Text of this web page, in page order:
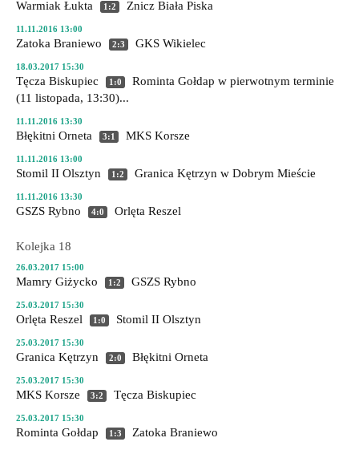
Warmiak Łukta 1:2 Znicz Biała Piska
11.11.2016 13:00
Zatoka Braniewo 2:3 GKS Wikielec
18.03.2017 15:30
Tęcza Biskupiec 1:0 Rominta Gołdap w pierwotnym terminie
(11 listopada, 13:30)...
11.11.2016 13:30
Błękitni Orneta 3:1 MKS Korsze
11.11.2016 13:00
Stomil II Olsztyn 1:2 Granica Kętrzyn w Dobrym Mieście
11.11.2016 13:30
GSZS Rybno 4:0 Orlęta Reszel
Kolejka 18
26.03.2017 15:00
Mamry Giżycko 1:2 GSZS Rybno
25.03.2017 15:30
Orlęta Reszel 1:0 Stomil II Olsztyn
25.03.2017 15:30
Granica Kętrzyn 2:0 Błękitni Orneta
25.03.2017 15:30
MKS Korsze 3:2 Tęcza Biskupiec
25.03.2017 15:30
Rominta Gołdap 1:3 Zatoka Braniewo